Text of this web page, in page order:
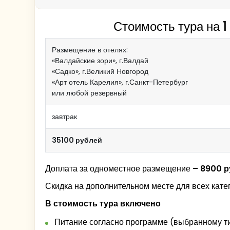
Гастрономический обед с мастер-
полупансионе).
Свободное время, около 45 мин. (для
Обед
(при покупке тура
Свободное время, около 45 мин. (для
Обзорная автобусная экскурсия по
Великий Новгород -
Новгородский кремль
Обед
Свободное время, около 45 мин. (для
За дополнительную плату возможна
11:30. Переправа в крепость Орешек.
12:00. Обзорная экскурсия по крепости
крепости Орешек
14:00. Переправа в Шлиссельбург
14:30.Обед
(при покупке тура
Стоимость тура на
Размещение в отелях:
«Валдайские зори», г.Валдай
«Садко», г.Великий Новгород
«Арт отель Карелия», г.Санкт-Петербург
или любой резервный
завтрак
35100 рублей
Доплата за одноместное размещение – 8900
Скидка на дополнительном месте для всех
В стоимость тура включено
Питание согласно программе (выбранному